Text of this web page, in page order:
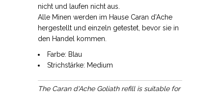
nicht und laufen nicht aus.
Alle Minen werden im Hause Caran d'Ache
hergestellt und einzeln getestet, bevor sie in
den Handel kommen.
Farbe: Blau
Strichstärke: Medium
The Caran d'Ache Goliath refill is suitable for